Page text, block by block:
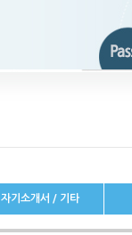
자기소개서 / 기타